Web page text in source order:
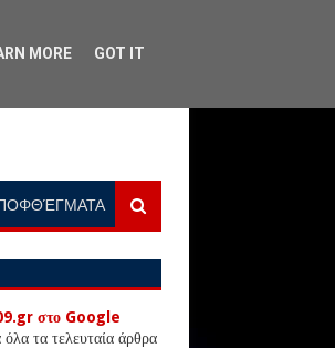
στο Google
όλα τα τελευταία άρθρα
MORE GOT IT